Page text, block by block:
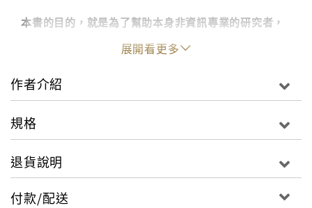
本書的目的，就是為了幫助本身非資訊專業的研究者，
學會基本的軟體操作能力，善用電腦這項工具，培養足
以因應研究所需的「資訊技能」。
透過本書，您可以：
學會高通量定序基礎操作，實戰生物資訊入門。
透過研究流程腳本設計，實現計算全自動。
展開看更多
作者介紹
規格
退貨說明
付款/配送